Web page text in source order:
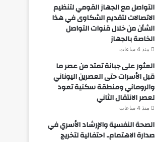
التواصل مع الجهاز القومي لتنظيم
الاتصالات لتقديم الشكاوى في هذا
الشأن من خلال قنوات التواصل
الخاصة بالجهاز
منذ 4 ساعات
العثور على جبانة تمتد من عصر ما
قبل الأسرات حتى العصرين اليوناني
والروماني ومنطقة سكنية تعود
لعصر الانتقال الثاني
منذ 4 ساعات
الصحة النفسية والإرشاد الأسري في
صدارة الاهتمام.. احتفالية لتخريج